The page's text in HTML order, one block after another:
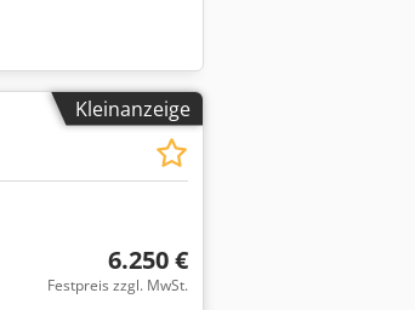
Kleinanzeige
6.250 €
Festpreis zzgl. MwSt.